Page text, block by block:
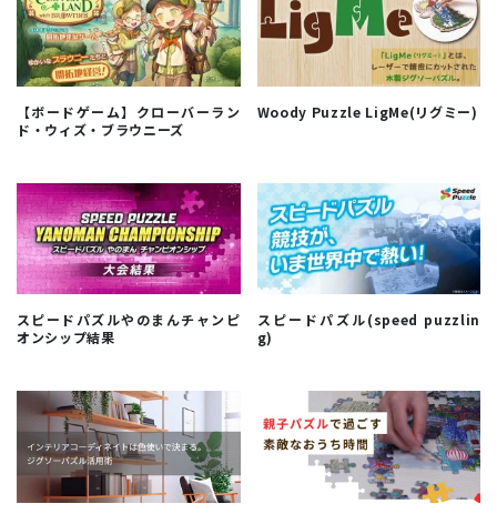
【ボードゲーム】クローバーラン
ド・ウィズ・ブラウニーズ
Woody Puzzle LigMe(リグミー)
スピードパズルやのまんチャンピ
オンシップ結果
スピードパズル(speed puzzlin
g)